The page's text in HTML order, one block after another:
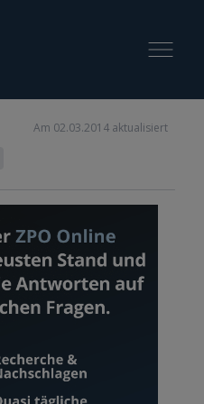
Am 02.03.2014 aktualisiert